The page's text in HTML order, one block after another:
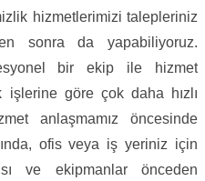
hizmetlerimizi talepleriniz
sonra da yapabiliyoruz.
bir ekip ile hizmet
göre çok daha hızlı
anlaşmamız öncesinde
ofis veya iş yeriniz için
ve ekipmanlar önceden